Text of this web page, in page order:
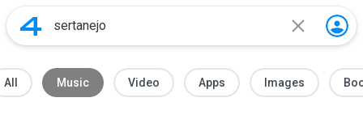
All Music Video Apps Images